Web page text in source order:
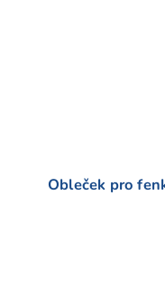
Obleček pro